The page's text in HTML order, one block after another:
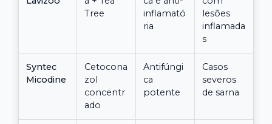
Tree
inflamató
ria
lesões
inflamada
s
Syntec
Micodine
Cetocona
zol
concentr
ado
Antifúngi
ca
potente
Casos
severos
de sarna